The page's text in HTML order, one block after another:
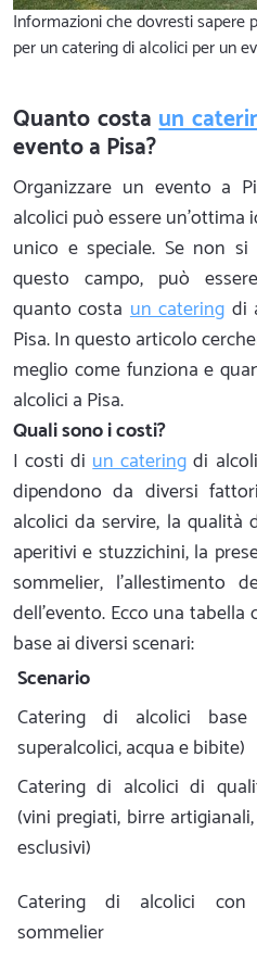
Informazioni che dovresti sapere
per un catering di alcolici per un
Quanto costaun
evento a Pisa?
Organizzare un evento a
alcolici può essere un'ottima
unico e speciale. Se non si
questo campo, può
quanto costa un catering di
Pisa. In questo articolo
meglio come funziona e
alcolici a Pisa.
Quali sono i costi?
I costi diun catering di
dipendono da diversi
alcolici da servire, la qualità
aperitivi e stuzzichini, la
sommelier, l'allestimento
dell'evento. Ecco una
base ai diversi scenari:
Scenario
Catering di alcolici
superalcolici, acqua e bibite)
Catering di alcolici di
(vini pregiati, birre
esclusivi)
Catering di alcolici
sommelier